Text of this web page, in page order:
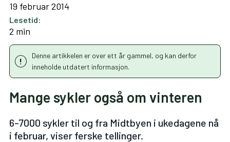
19 februar 2014
Lesetid:
2 min
Denne artikkelen er over ett år gammel, og kan derfor
inneholde utdatert informasjon.
Mange sykler også om vinteren
6-7000 sykler til og fra Midtbyen i ukedagene nå
i februar, viser ferske tellinger.